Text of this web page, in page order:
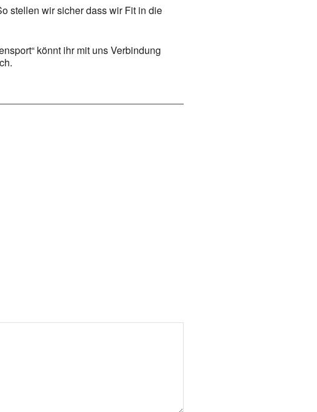
stellen wir sicher dass wir Fit in die
könnt ihr mit uns Verbindung